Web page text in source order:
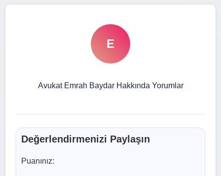
E
Avukat Emrah Baydar Hakkında Yorumlar
Değerlendirmenizi Paylaşın
Puanınız: